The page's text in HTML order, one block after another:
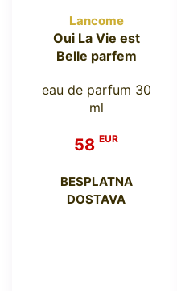
Lancome
Oui La Vie est
Belle parfem
eau de parfum 30
ml
58 EUR
BESPLATNA
DOSTAVA